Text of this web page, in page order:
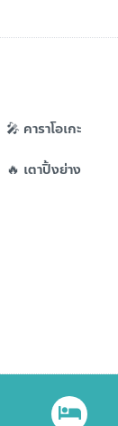
🎤 คาราโอเกะ
🔥 เตาปิ้งย่าง